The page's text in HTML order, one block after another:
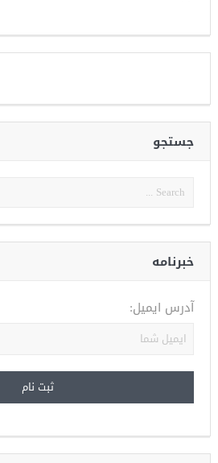
جستجو
خبرنامه
آدرس ایمیل: